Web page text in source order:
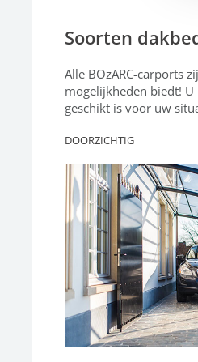
Soorten
Alle BOzARC-carports
mogelijkheden biedt!
geschikt is voor uw
DOORZICHTIG